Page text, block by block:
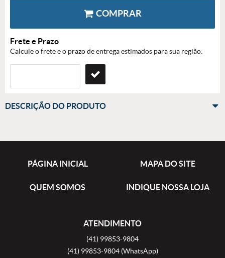
COMPRAR
Frete e Prazo
Calcule o frete e o prazo de entrega estimados para sua região:
DESCRIÇÃO DO PRODUTO
PÁGINA INICIAL MAPA DO SITE
QUEM SOMOS INDIQUE NOSSA LOJA
ATENDIMENTO
(41) 99853-9804
(41)99853-9804 (WhatsApp)